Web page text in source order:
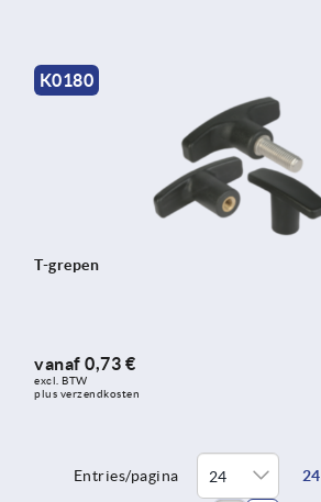
K0180
T-grepen
vanaf 0,73 €
excl. BTW
plus verzendkosten
Entries/pagina 24